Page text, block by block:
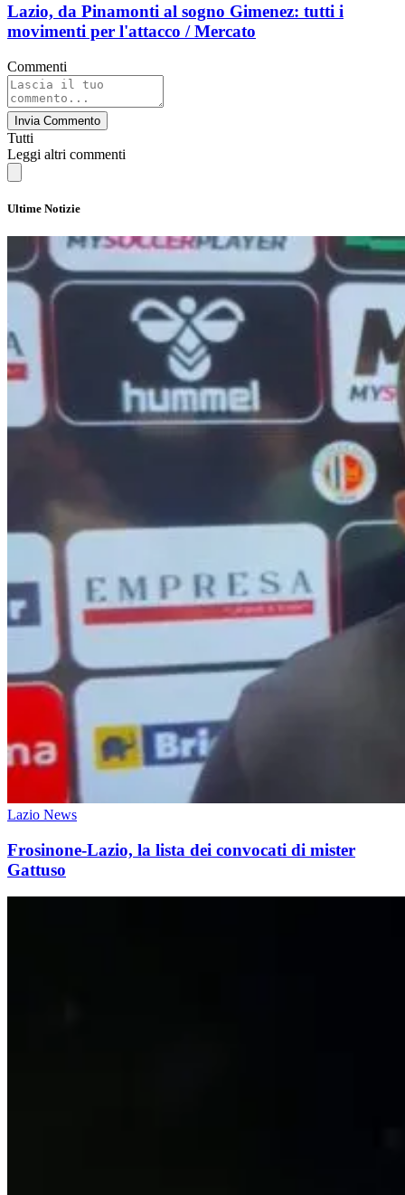
Lazio, da Pinamonti al sogno Gimenez: tutti i
movimenti per l'attacco / Mercato
Commenti
Invia Commento
Tutti
Leggi altri commenti
Ultime Notizie
Lazio News
Frosinone-Lazio, la lista dei convocati di mister
Gattuso